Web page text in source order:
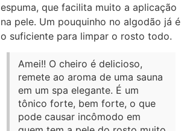
espuma, que facilita muito a aplicação
na pele. Um pouquinho no algodão já é
o suficiente para limpar o rosto todo.
Amei!! O cheiro é delicioso,
remete ao aroma de uma sauna
em um spa elegante. É um
tônico forte, bem forte, o que
pode causar incômodo em